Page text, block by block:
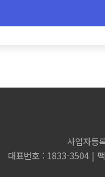
사업자등
대표번호 : 1833-3504 |